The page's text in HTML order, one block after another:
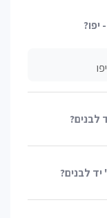
לבנים?
לבנים?